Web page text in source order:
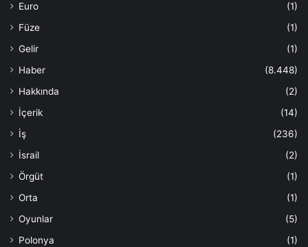
Euro
(1)
Füze
(1)
Gelir
(1)
Haber
(8.448)
Hakkında
(2)
İçerik
(14)
İş
(236)
İsrail
(2)
Örgüt
(1)
Orta
(1)
Oyunlar
(5)
Polonya
(1)